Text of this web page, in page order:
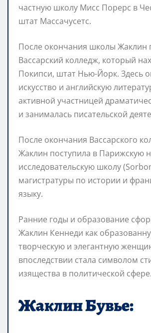
частную школу Мисс Порерс в
штат Массачусетс.
После окончания школы Жаклин
Вассарский колледж, который
Покипси, штат Нью-Йорк. Здесь
искусство и английскую
активной участницей
и занималась писательской
После окончания Вассарского
Жаклин поступила в Парижскую
исследовательскую школу
магистратуры по истории и
языку.
Ранние годы и образование
Жаклин Кеннеди как
творческую и элегантную
впоследствии стала символом
изящества в политической сфере.
Жаклин Бувье: